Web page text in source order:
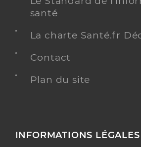
santé
La charte Santé.fr
Contact
Plan du site
INFORMATIONS LÉGALES